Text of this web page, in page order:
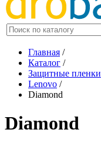
Главная /
Каталог /
Защитные пленки
Lenovo /
Diamond
Diamond